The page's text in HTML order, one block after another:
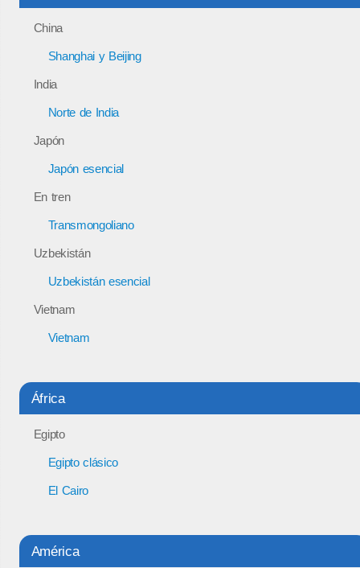
China
Shanghai y Beijing
India
Norte de India
Japón
Japón esencial
En tren
Transmongoliano
Uzbekistán
Uzbekistán esencial
Vietnam
Vietnam
África
Egipto
Egipto clásico
El Cairo
América